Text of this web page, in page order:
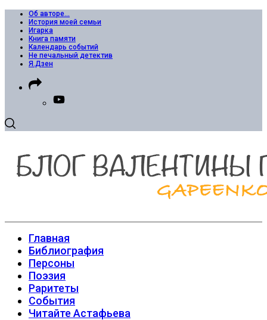
Об авторе…
История моей семьи
Игарка
Книга памяти
Календарь событий
Не печальный детектив
Я.Дзен
Главная
Библиография
Персоны
Поэзия
Раритеты
События
Читайте Астафьева